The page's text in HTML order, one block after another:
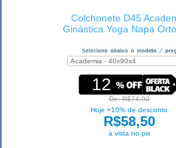
Colchonete D45
Ginástica Yoga Napa
12
De: R$74,00
Hoje +10% de desconto
R$58,50
à vista no pix